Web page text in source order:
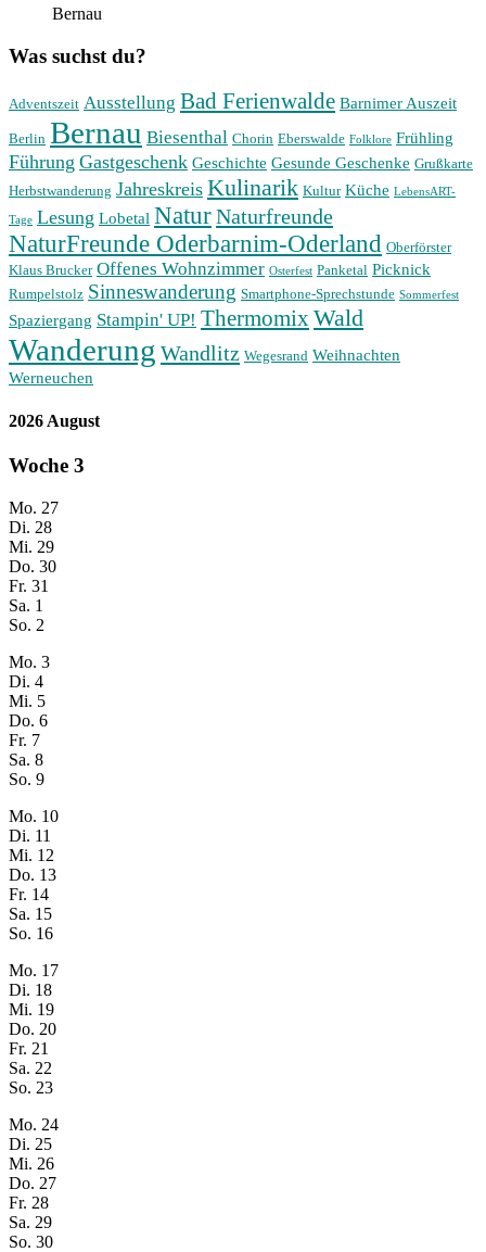
Bernau
Was suchst du?
Adventszeit Ausstellung Bad Ferienwalde Barnimer Auszeit
Berlin Bernau Biesenthal Chorin Eberswalde Folklore Frühling
Führung Gastgeschenk Geschichte Gesunde Geschenke Grußkarte
Herbstwanderung Jahreskreis Kulinarik Kultur Küche LebensART-
Tage Lesung Lobetal NaturNaturfreunde
NaturFreunde Oderbarnim-Oderland Oberförster
Klaus Brucker Offenes Wohnzimmer Osterfest Panketal Picknick
Rumpelstolz Sinneswanderung Smartphone-Sprechstunde Sommerfest
Spaziergang Stampin' UP! ThermomixWald
Wanderung Wandlitz Wegesrand Weihnachten
Werneuchen
2026 August
Woche 3
Mo. 27
Di. 28
Mi. 29
Do. 30
Fr. 31
Sa. 1
So. 2
Mo. 3
Di. 4
Mi. 5
Do. 6
Fr. 7
Sa. 8
So. 9
Mo. 10
Di. 11
Mi. 12
Do. 13
Fr. 14
Sa. 15
So. 16
Mo. 17
Di. 18
Mi. 19
Do. 20
Fr. 21
Sa. 22
So. 23
Mo. 24
Di. 25
Mi. 26
Do. 27
Fr. 28
Sa. 29
So. 30